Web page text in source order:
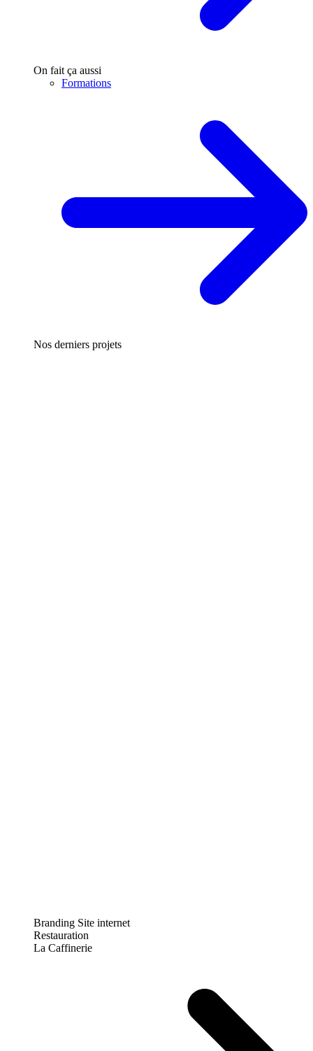
On fait ça aussi
Formations
Nos derniers projets
Branding Site internet
Restauration
La Caffinerie